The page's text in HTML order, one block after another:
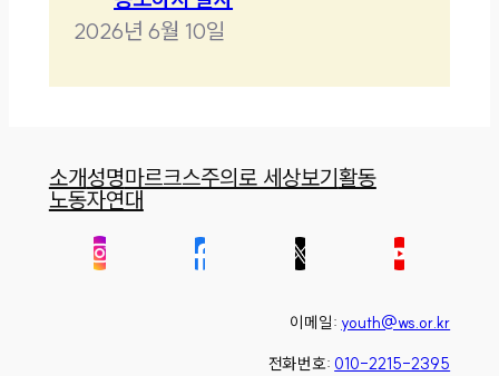
2026년 6월 10일
소개성명마르크스주의로 세상보기활동
노동자연대
이메일: youth@ws.or.kr
전화번호: 010-2215-2395